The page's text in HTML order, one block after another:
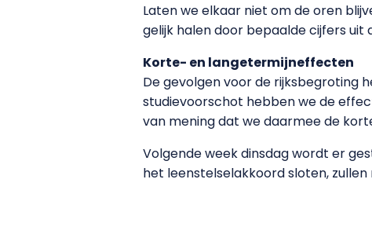
Laten we elkaar niet om de oren
gelijk halen door bepaalde cijfers uit
Korte- en langetermijneffecten
De gevolgen voor de rijksbegroting
studievoorschot hebben we de
van mening dat we daarmee de
Volgende week dinsdag wordt er
het leenstelselakkoord sloten,